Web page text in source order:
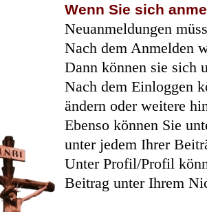
Wenn Sie sich
Neuanmeldungen
Nach dem Anmelden
Dann können sie sich
Nach dem Einloggen
ändern oder weitere
Ebenso können Sie
unter jedem Ihrer
Unter Profil/Profil
Beitrag unter Ihrem